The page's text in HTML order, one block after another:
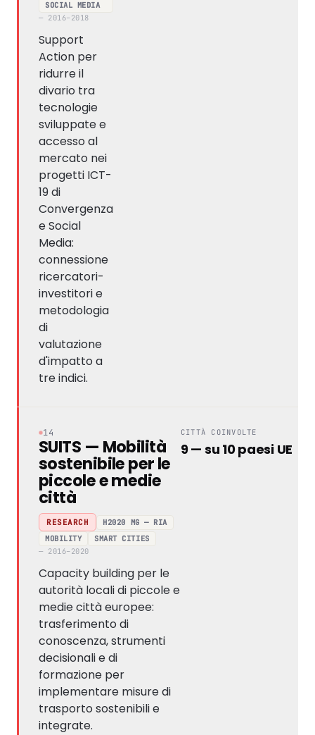
SOCIAL MEDIA
— 2016–2018
Support
Action per
ridurre il
divario tra
tecnologie
sviluppate e
accesso al
mercato nei
progetti ICT-
19 di
Convergenza
e Social
Media:
connessione
ricercatori-
investitori e
metodologia
di
valutazione
d'impatto a
tre indici.
14
SUITS — Mobilità
sostenibile per le
piccole e medie
città
RESEARCH
H2020 MG — RIA
MOBILITY
SMART CITIES
— 2016–2020
Capacity building per le
autorità locali di piccole e
medie città europee:
trasferimento di
conoscenza, strumenti
decisionali e di
formazione per
implementare misure di
trasporto sostenibili e
integrate.
CITTÀ COINVOLTE
9 — su 10 paesi UE